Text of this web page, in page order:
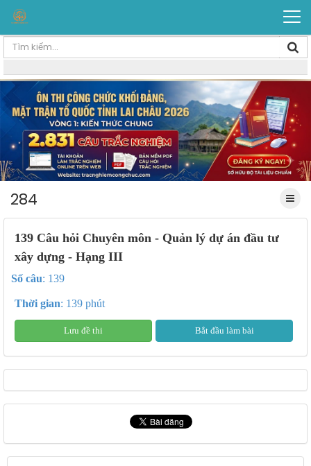
284
139 Câu hỏi Chuyên môn - Quản lý dự án đầu tư
xây dựng - Hạng III
Số câu: 139
Thời gian: 139 phút
Lưu đề thi Bắt đầu làm bài